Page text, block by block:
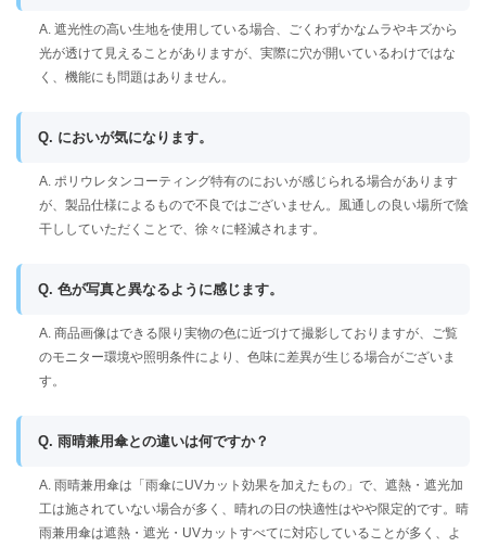
A. 遮光性の高い生地を使用している場合、ごくわずかなムラやキズから
光が透けて見えることがありますが、実際に穴が開いているわけではな
く、機能にも問題はありません。
Q. においが気になります。
A. ポリウレタンコーティング特有のにおいが感じられる場合があります
が、製品仕様によるもので不良ではございません。風通しの良い場所で陰
干ししていただくことで、徐々に軽減されます。
Q. 色が写真と異なるように感じます。
A. 商品画像はできる限り実物の色に近づけて撮影しておりますが、ご覧
のモニター環境や照明条件により、色味に差異が生じる場合がございま
す。
Q. 雨晴兼用傘との違いは何ですか？
A. 雨晴兼用傘は「雨傘にUVカット効果を加えたもの」で、遮熱・遮光加
工は施されていない場合が多く、晴れの日の快適性はやや限定的です。晴
雨兼用傘は遮熱・遮光・UVカットすべてに対応していることが多く、よ